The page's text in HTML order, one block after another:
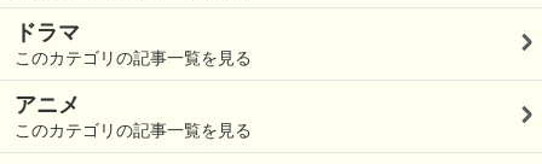
ドラマ
このカテゴリの記事一覧を見る
アニメ
このカテゴリの記事一覧を見る